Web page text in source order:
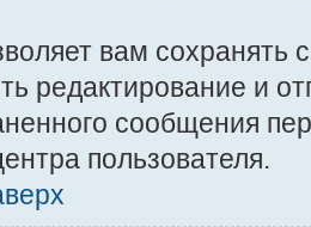
вам сохранять
редактирование и
сообщения
пользователя.